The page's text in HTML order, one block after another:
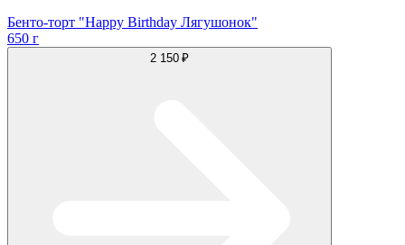
Бенто-торт "Happy Birthday Лягушонок"
650 г
2 150 ₽